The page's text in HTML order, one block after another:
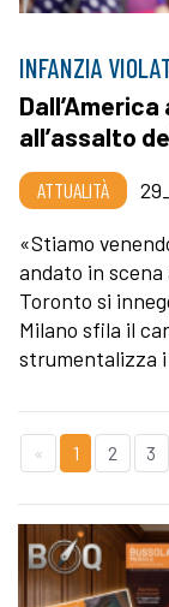
INFANZIA
all’assalto
ATTUALITÀ
«Stiamo
andato in scena
Toronto si
Milano sfila il
strumentalizza
« 1 2 3